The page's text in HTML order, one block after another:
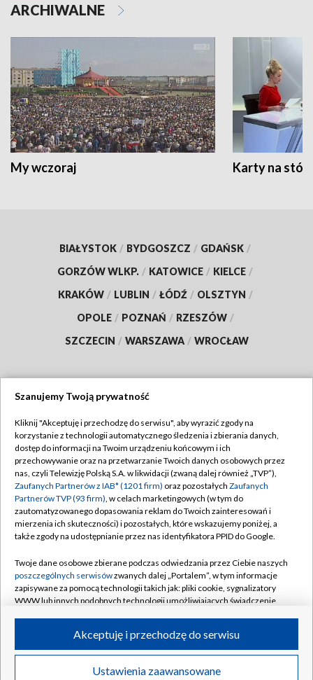
ARCHIWALNE
My wczoraj Karty na
BIAŁYSTOK / BYDGOSZCZ / GDAŃSK /
GORZÓW WLKP. / KATOWICE / KIELCE /
KRAKÓW / LUBLIN / ŁÓDŹ / OLSZTYN /
OPOLE / POZNAŃ / RZESZÓW /
SZCZECIN / WARSZAWA / WROCŁAW
TVP
Abonament TVP
Emisja w TVP
Centrum informacji TVP
Naziemna Telewizja Cyfrowa
Rada Programowa
System NOS
Informacje o nadawcy
Program dla prasy
Regulamin TVP
Polityka prywatności
Moje zgody
Pomoc
Kontakt
Kanały
©2026 Telewizja Polska S.A. w likwidacji
Szanujemy Twoją prywatność
Kliknij "Akceptuję i przechodzę do serwisu", aby wyrazić zgody na
korzystanie z technologii automatycznego śledzenia i zbierania danych,
dostęp do informacji na Twoim urządzeniu końcowym i ich
przechowywanie oraz na przetwarzanie Twoich danych osobowych przez
nas, czyli Telewizję Polską S.A. w likwidacji (zwaną dalej również „TVP”),
Zaufanych Partnerów z IAB* (1201 firm) oraz pozostałych Zaufanych
Partnerów TVP (93 firm), w celach marketingowych (w tym do
zautomatyzowanego dopasowania reklam do Twoich zainteresowań i
mierzenia ich skuteczności) i pozostałych, które wskazujemy poniżej, a
także zgody na udostępnianie przez nas identyfikatora PPID do Google.
Twoje dane osobowe zbierane podczas odwiedzania przez Ciebie naszych
poszczególnych serwisówzwanych dalej „Portalem”, w tym informacje
zapisywane za pomocą technologii takich jak: pliki cookie, sygnalizatory
WWW lub innych podobnych technologii umożliwiających świadczenie
ruchu w Internecie.
Twoje dane osobowe zbierane podczas odwiedzania przez Ciebie
poszczególnych serwisówna Portalu, takie jak adresy IP, identyfikatory
Ustawienia zaawansowane
Akceptuję i przechodzę do serwisu